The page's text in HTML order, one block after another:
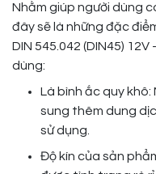
Nhằm giúp người dùng
đây sẽ là những đặc
DIN 545.042 (DIN45)
dùng:
Là bình ắc quy
sung thêm dung
sử dụng.
Độ kín của sản